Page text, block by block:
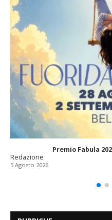
Premio Fabula
Redazione
5 Agosto 2026